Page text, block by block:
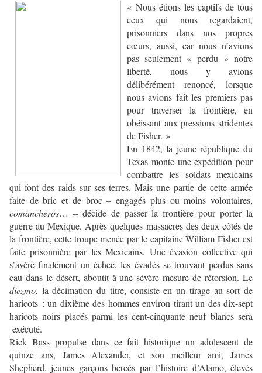
« Nous étions les captifs de tous
ceux qui nous regardaient,
prisonniers dans nos propres
cœurs, aussi, car nous n’avions
pas seulement « perdu » notre
liberté, nous y avions
délibérément renoncé, lorsque
nous avions fait les premiers pas
pour traverser la frontière, en
obéissant aux pressions stridentes
de Fisher. »
En 1842, la jeune république du
Texas monte une expédition pour
combattre les soldats mexicains
qui font des raids sur ses terres. Mais une partie de cette armée
faite de bric et de broc – engagés plus ou moins volontaires,
comancheros… – décide de passer la frontière pour porter la
guerre au Mexique. Après quelques massacres des deux côtés de
la frontière, cette troupe menée par le capitaine William Fisher est
faite prisonnière par les Mexicains. Une évasion collective qui
s’avère finalement un échec, les évadés se trouvant perdus sans
eau dans le désert, aboutit à une sévère mesure de rétorsion. Le
diezmo, la décimation du titre, consiste en un tirage au sort de
haricots : un dixième des hommes environ tirant un des dix-sept
haricots noirs placés parmi les cent-cinquante neuf blancs sera
exécuté.
Rick Bass propulse dans ce fait historique un adolescent de
quinze ans, James Alexander, et son meilleur ami, James
Shepherd, jeunes garçons bercés par l’histoire d’Alamo, élevés